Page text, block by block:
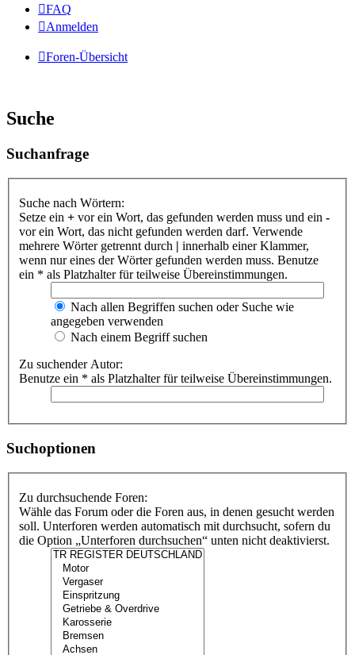
FAQ
Anmelden
Foren-Übersicht
Suche
Suchanfrage
Suche nach Wörtern:
Setze ein + vor ein Wort, das gefunden werden muss und ein -
vor ein Wort, das nicht gefunden werden darf. Verwende
mehrere Wörter getrennt durch | innerhalb einer Klammer,
wenn nur eines der Wörter gefunden werden muss. Benutze
ein * als Platzhalter für teilweise Übereinstimmungen.
Nach allen Begriffen suchen oder Suche wie
angegeben verwenden
Nach einem Begriff suchen
Zu suchender Autor:
Benutze ein * als Platzhalter für teilweise Übereinstimmungen.
Suchoptionen
Zu durchsuchende Foren:
Wähle das Forum oder die Foren aus, in denen gesucht werden
soll. Unterforen werden automatisch mit durchsucht, sofern du
die Option „Unterforen durchsuchen“ unten nicht deaktivierst.